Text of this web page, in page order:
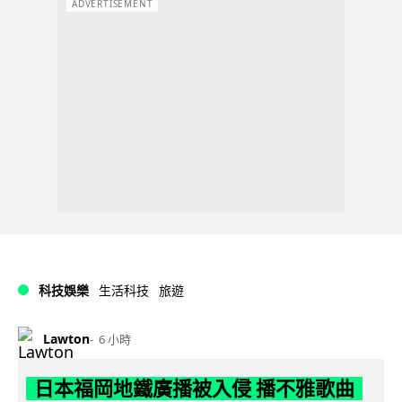
ADVERTISEMENT
科技娛樂 生活科技 旅遊
Lawton 6 小時
日本福岡地鐵廣播被入侵 播不雅歌曲